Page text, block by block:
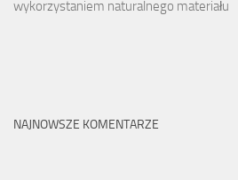
wykorzystaniem naturalnego materiału
NAJNOWSZE KOMENTARZE